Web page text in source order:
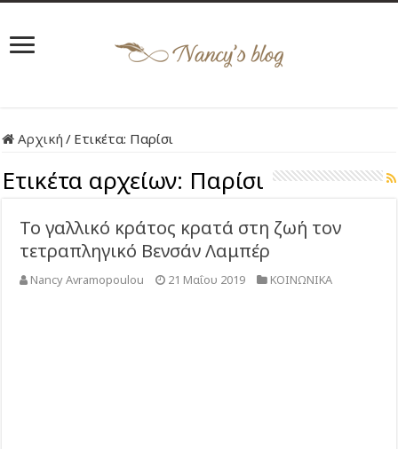
Αρχική / Ετικέτα: Παρίσι
Ετικέτα αρχείων: Παρίσι
Το γαλλικό κράτος κρατά στη ζωή τον
τετραπληγικό Βενσάν Λαμπέρ
Nancy Avramopoulou 21 Μαΐου 2019 ΚΟΙΝΩΝΙΚΑ